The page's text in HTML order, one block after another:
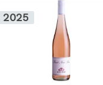
2025